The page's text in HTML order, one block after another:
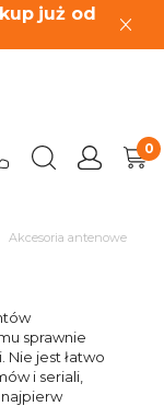
już od
Akcesoria antenowe
sprawnie
Nie jest łatwo
i seriali,